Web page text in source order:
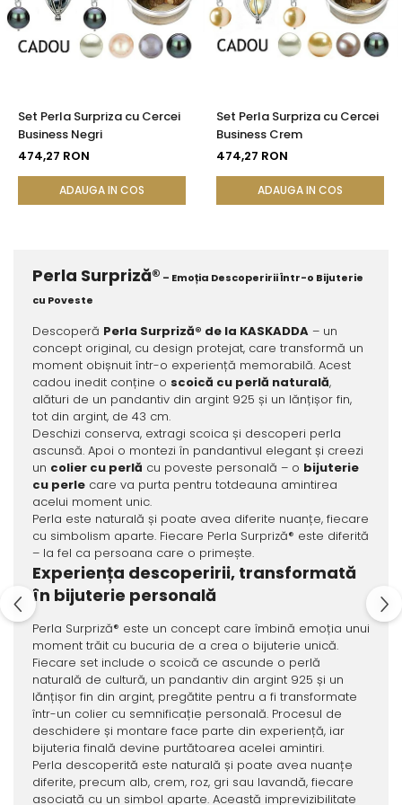
Set Perla Surpriza cu Cercei
Business Negri
474,27 RON
ADAUGA IN COS
Set Perla Surpriza cu Cercei
Business Crem
474,27 RON
ADAUGA IN COS
Perla Surpriză® – Emoția Descoperirii Într-o Bijuterie
cu Poveste
Descoperă Perla Surpriză® de la KASKADDA– un
concept original, cu design protejat, care transformă un
moment obișnuit într-o experiență memorabilă. Acest
cadou inedit conține o scoică cu perlă naturală,
alături de un pandantiv din argint 925 și un lănțișor fin,
tot din argint, de 43 cm.
Deschizi conserva, extragi scoica și descoperi perla
ascunsă. Apoi o montezi în pandantivul elegant și creezi
un colier cu perlă cu poveste personală – o bijuterie
cu perlecare va purta pentru totdeauna amintirea
acelui moment unic.
Perla este naturală și poate avea diferite nuanțe, fiecare
cu simbolism aparte. Fiecare Perla Surpriză® este diferită
– la fel ca persoana care o primește.
Experiența descoperirii, transformată
în bijuterie personală
Perla Surpriză® este un concept care îmbină emoția unui
moment trăit cu bucuria de a crea o bijuterie unică.
Fiecare set include o scoică ce ascunde o perlă
naturală de cultură, un pandantiv din argint 925 și un
lănțișor fin din argint, pregătite pentru a fi transformate
într-un colier cu semnificație personală. Procesul de
deschidere și montare face parte din experiență, iar
bijuteria finală devine purtătoarea acelei amintiri.
Perla descoperită este naturală și poate avea nuanțe
diferite, precum alb, crem, roz, gri sau lavandă, fiecare
asociată cu un simbol aparte. Această imprevizibilitate